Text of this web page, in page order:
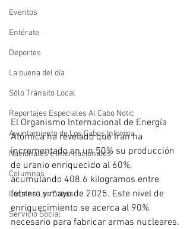
Eventos
Entérate
Deportes
La buena del día
Sólo Tránsito Local
Reportajes Especiales Al Cabo Notic
Ayuntamiento de Los Cabos Informa
Nacionales e Internacionales
Columnas
Locales Los Cabos
Servicio Social
El Organismo Internacional de Energía
Atómica ha revelado que Irán ha
incrementado en un 50% su producción
de uranio enriquecido al 60%,
acumulando 408.6 kilogramos entre
febrero y mayo de 2025. Este nivel de
enriquecimiento se acerca al 90%
necesario para fabricar armas nucleares.